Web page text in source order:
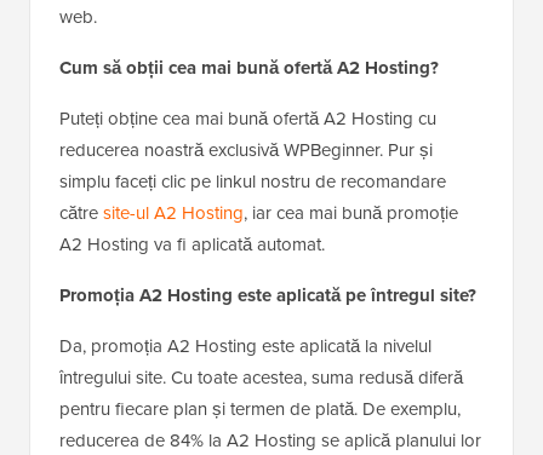
web.
Cum să obții cea mai bună ofertă A2 Hosting?
Puteți obține cea mai bună ofertă A2 Hosting cu
reducerea noastră exclusivă WPBeginner. Pur și
simplu faceți clic pe linkul nostru de recomandare
cătresite-ul A2 Hosting, iar cea mai bună promoție
A2 Hosting va fi aplicată automat.
Promoția A2 Hosting este aplicată pe întregul site?
Da, promoția A2 Hosting este aplicată la nivelul
întregului site. Cu toate acestea, suma redusă diferă
pentru fiecare plan și termen de plată. De exemplu,
reducerea de 84% la A2 Hosting se aplică planului lor